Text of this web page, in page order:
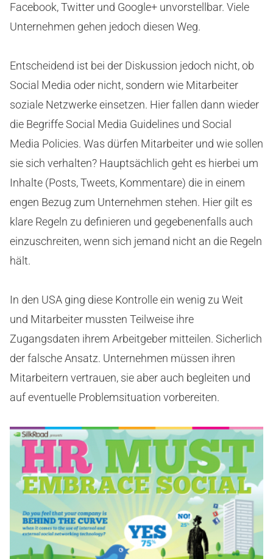
Facebook, Twitter und Google+ unvorstellbar. Viele
Unternehmen gehen jedoch diesen Weg.
Entscheidend ist bei der Diskussion jedoch nicht, ob
Social Media oder nicht, sondern wie Mitarbeiter
soziale Netzwerke einsetzen. Hier fallen dann wieder
die Begriffe Social Media Guidelines und Social
Media Policies. Was dürfen Mitarbeiter und wie sollen
sie sich verhalten? Hauptsächlich geht es hierbei um
Inhalte (Posts, Tweets, Kommentare) die in einem
engen Bezug zum Unternehmen stehen. Hier gilt es
klare Regeln zu definieren und gegebenenfalls auch
einzuschreiten, wenn sich jemand nicht an die Regeln
hält.
In den USA ging diese Kontrolle ein wenig zu Weit
und Mitarbeiter mussten Teilweise ihre
Zugangsdaten ihrem Arbeitgeber mitteilen. Sicherlich
der falsche Ansatz. Unternehmen müssen ihren
Mitarbeitern vertrauen, sie aber auch begleiten und
auf eventuelle Problemsituation vorbereiten.